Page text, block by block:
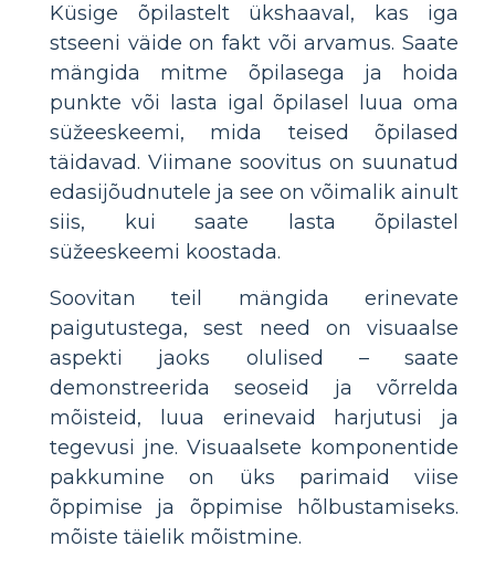
Küsige õpilastelt ükshaaval, kas iga
stseeni väide on fakt või arvamus. Saate
mängida mitme õpilasega ja hoida
punkte või lasta igal õpilasel luua oma
süžeeskeemi, mida teised õpilased
täidavad. Viimane soovitus on suunatud
edasijõudnutele ja see on võimalik ainult
siis, kui saate lasta õpilastel
süžeeskeemi koostada.
Soovitan teil mängida erinevate
paigutustega, sest need on visuaalse
aspekti jaoks olulised – saate
demonstreerida seoseid ja võrrelda
mõisteid, luua erinevaid harjutusi ja
tegevusi jne. Visuaalsete komponentide
pakkumine on üks parimaid viise
õppimise ja õppimise hõlbustamiseks.
mõiste täielik mõistmine.